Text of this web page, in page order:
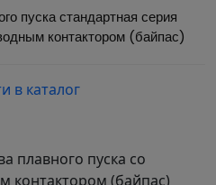
пуска стандартная серия
контактором (байпас)
в каталог